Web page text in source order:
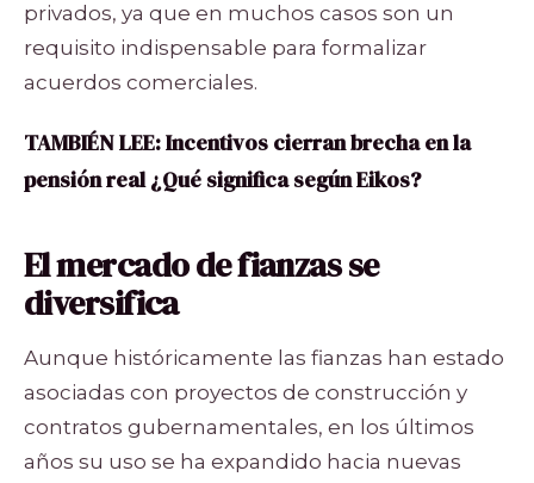
privados, ya que en muchos casos son un
requisito indispensable para formalizar
acuerdos comerciales.
TAMBIÉN LEE:Incentivos cierran brecha en la
pensión real ¿Qué significa según Eikos?
El mercado de fianzas se
diversifica
Aunque históricamente las fianzas han estado
asociadas con proyectos de construcción y
contratos gubernamentales, en los últimos
años su uso se ha expandido hacia nuevas